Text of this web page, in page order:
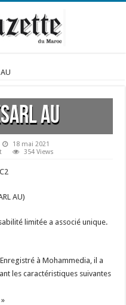
AU
18 mai 2021
354 Views
AU)
limitée a associé unique.
à Mohammedia, il a
les caractéristiques suivantes